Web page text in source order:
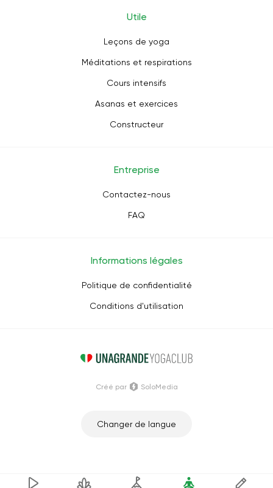
Utile
Leçons de yoga
Méditations et respirations
Cours intensifs
Asanas et exercices
Constructeur
Entreprise
Contactez-nous
FAQ
Informations légales
Politique de confidentialité
Conditions d'utilisation
Changer de langue
Créé par SoloMedia